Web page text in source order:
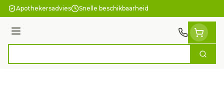
Ga naar de inhoud
Apothekersadvies Snelle beschikbaarheid
Menu
Zoek